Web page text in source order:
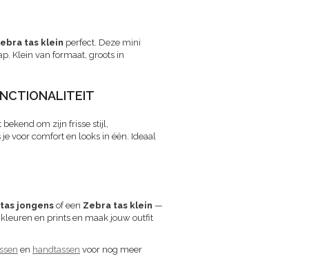
tas klein perfect. Deze mini
Klein van formaat, groots in
om zijn frisse stijl,
voor comfort en looks in één. Ideaal
jongens of een Zebra tas klein —
en prints en maak jouw outfit
en handtassen voor nog meer